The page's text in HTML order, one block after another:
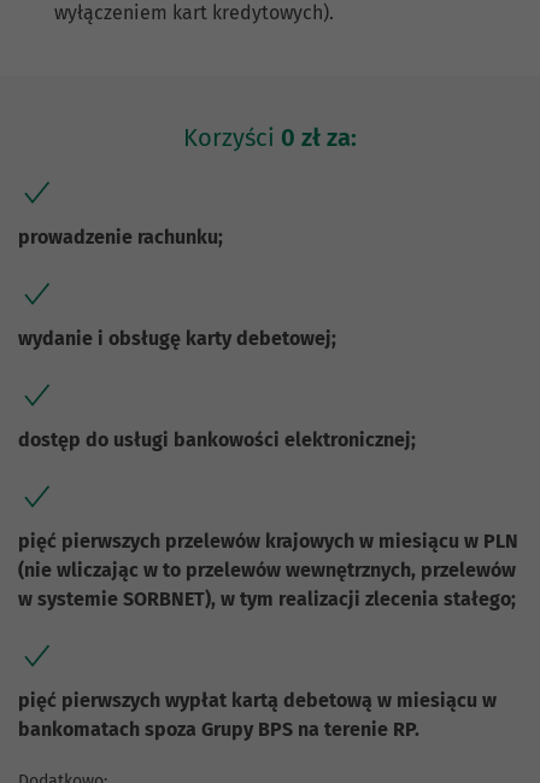
wyłączeniem kart kredytowych).
Korzyści 0 zł za:
prowadzenie rachunku;
wydanie i obsługę karty debetowej;
dostęp do usługi bankowości elektronicznej;
pięć pierwszych przelewów krajowych w miesiącu w PLN
(nie wliczając w to przelewów wewnętrznych, przelewów
w systemie SORBNET), w tym realizacji zlecenia stałego;
pięć pierwszych wypłat kartą debetową w miesiącu w
bankomatach spoza Grupy BPS na terenie RP.